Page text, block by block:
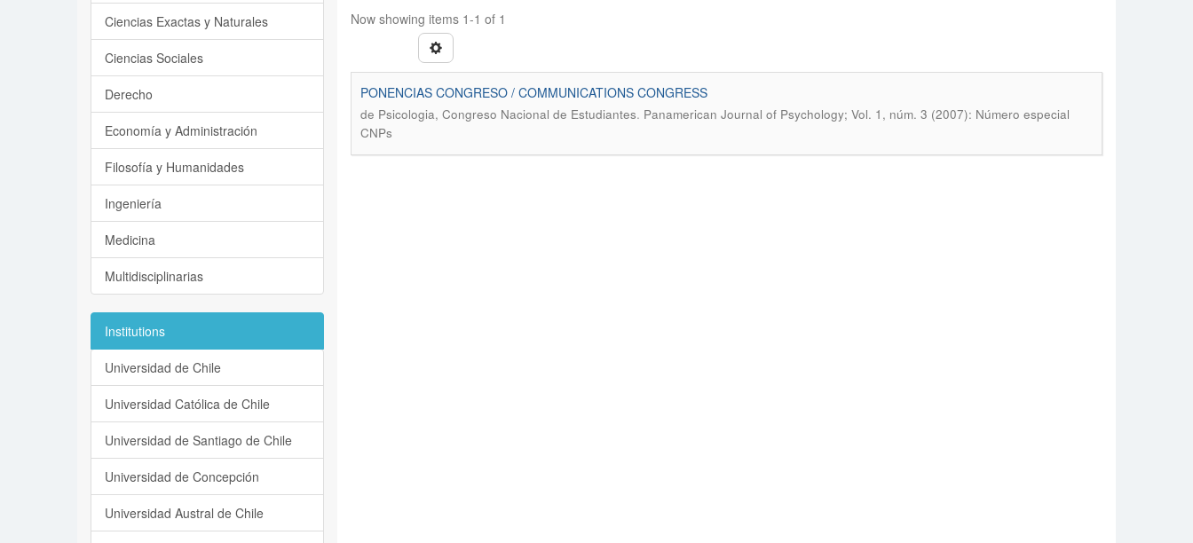
Now showing items 1-1 of 1
PONENCIAS CONGRESO / COMMUNICATIONS CONGRESS
de Psicologia, Congreso Nacional de Estudiantes. Panamerican Journal of Psychology; Vol. 1, núm. 3 (2007): Número especial
CNPs
Ciencias Exactas y Naturales
Ciencias Sociales
Derecho
Economía y Administración
Filosofía y Humanidades
Ingeniería
Medicina
Multidisciplinarias
Institutions
Universidad de Chile
Universidad Católica de Chile
Universidad de Santiago de Chile
Universidad de Concepción
Universidad Austral de Chile